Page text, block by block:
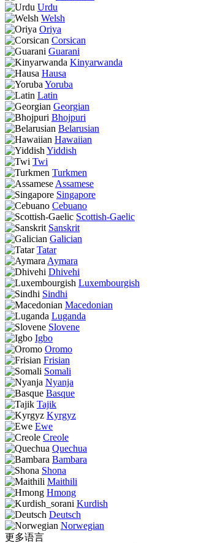
Urdu
Welsh
Oriya
Corsican
Guarani
Kinyarwanda
Hausa
Yoruba
Latin
Georgian
Bhojpuri
Belarusian
Hawaiian
Yiddish
Twi
Turkmen
Assamese
Singapore
Cebuano
Scottish-Gaelic
Sanskrit
Galician
Tatar
Aymara
Dhivehi
Luxembourgish
Sindhi
Macedonian
Luganda
Slovene
Igbo
Oromo
Frisian
Somali
Nyanja
Basque
Tajik
Kyrgyz
Ewe
Creole
Quechua
Bambara
Shona
Maithili
Hmong
Kurdish
Deutsch
Norwegian
更多语言